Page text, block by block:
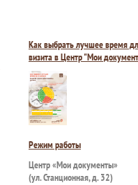
Как выбрать лучшее время
визита в Центр "Мои
Режим работы
Центр «Мои документы»
(ул. Станционная, д. 32)